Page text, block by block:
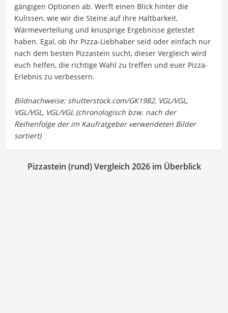
gängigen Optionen ab. Werft einen Blick hinter die
Kulissen, wie wir die Steine auf ihre Haltbarkeit,
Wärmeverteilung und knusprige Ergebnisse getestet
haben. Egal, ob ihr Pizza-Liebhaber seid oder einfach nur
nach dem besten Pizzastein sucht, dieser Vergleich wird
euch helfen, die richtige Wahl zu treffen und euer Pizza-
Erlebnis zu verbessern.
Pizzastein (rund) Vergleich 2026 im Überblick